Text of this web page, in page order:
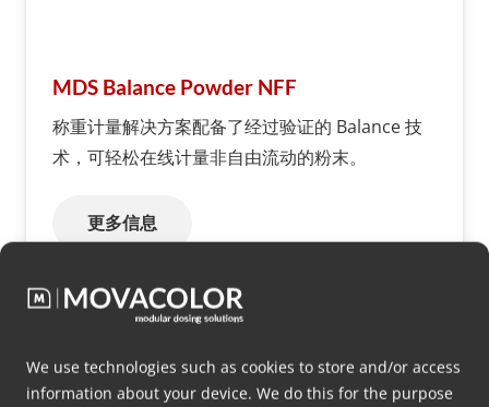
We use technologies such as cookies to store and/or access
information about your device. We do this for the purpose
MDS Balance Powder NFF
称重计量解决方案配备了经过验证的 Balance 技
术，可轻松在线计量非自由流动的粉末。
更多信息
MDS